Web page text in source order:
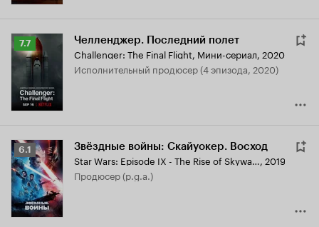
Рейтинг
Кинопоиска
7.7
7.7 Челленджер. Последний полет
Challenger: The Final Flight, Мини-сериал, 2020
исполнительный продюсер (4 эпизода, 2020)
Рейтинг
Кинопоиска
6.1
6.1 Звёздные войны: Скайуокер. Восход
Star Wars: Episode IX - The Rise of Skywalker, 2019
продюсер (p.g.a.)